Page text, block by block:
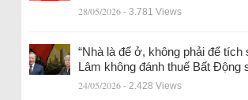
28/05/2026 - 3.781 Views
“Nhà là để ở, không phải để tích
Lâm không đánh thuế Bất Động
24/05/2026 - 2.428 Views